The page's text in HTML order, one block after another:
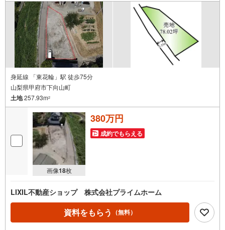
身延線 「東花輪」駅 徒歩75分
山梨県甲府市下向山町
土地257.93m2
画像18枚
380万円
成約でもらえる
LIXIL不動産ショップ 株式会社プライムホーム
資料をもらう （無料）